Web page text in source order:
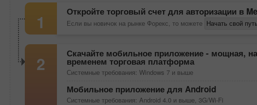
1 Откройте торговый счет для авторизации в
Если вы новичок на рынке Форекс, то можете Начать свой
2 Скачайте мобильное приложение - мощная,
временем торговая платформа
Системные требования: Windows 7 и выше
Мобильное приложение для Android
Системные требования: Android 4.0 и выше, 3G/Wi-Fi